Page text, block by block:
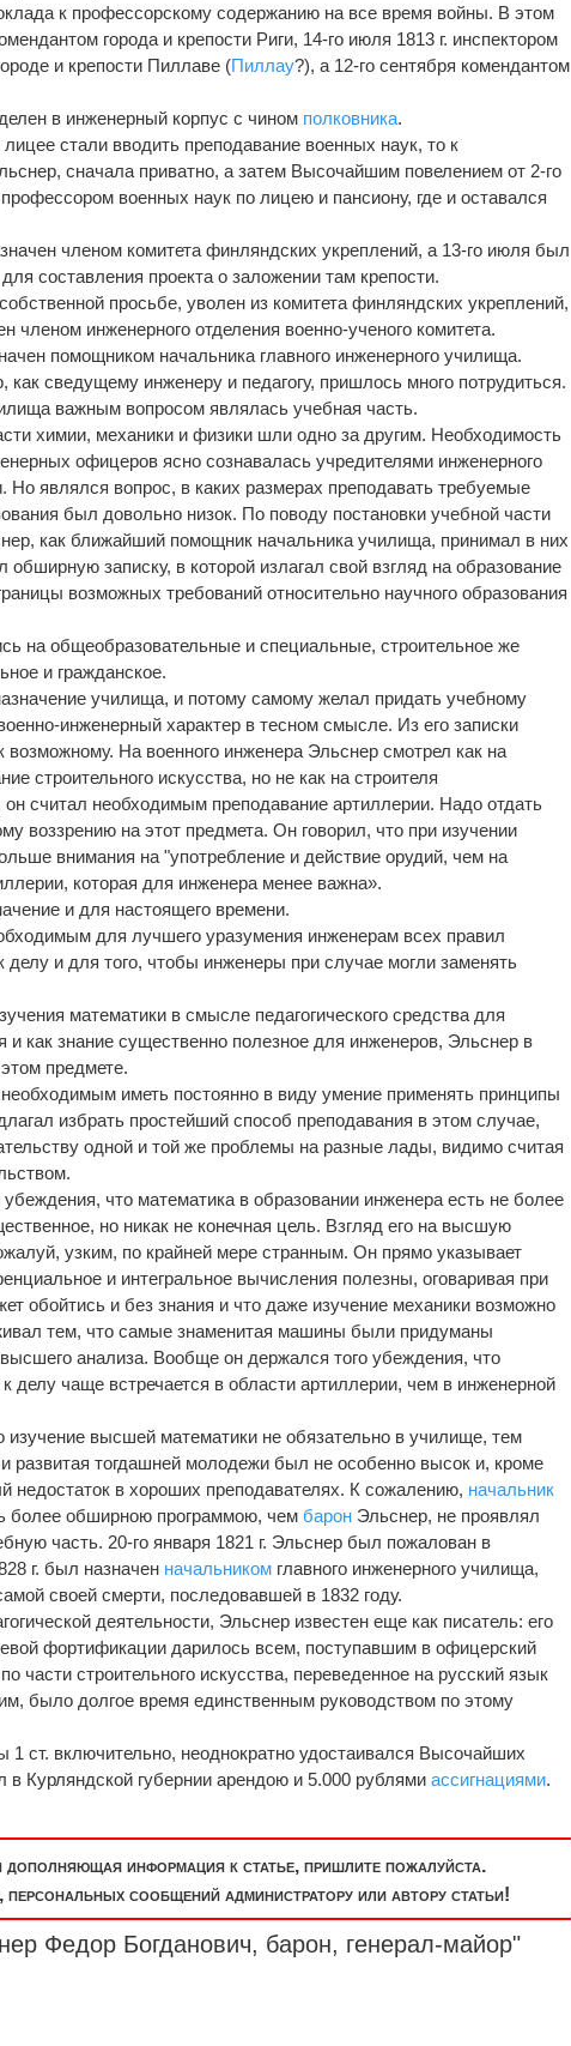
к профессорскому содержанию на все время войны. В этом
города и крепости Риги, 14-го июля 1813 г. инспектором
и крепости Пиллаве (Пиллау?), а 12-го сентября комендантом
в инженерный корпус с чином полковника.
стали вводить преподавание военных наук, то к
сначала приватно, a затем Высочайшим повелением от 2-го
военных наук по лицею и пансиону, где и оставался
членом комитета финляндских укреплений, а 13-го июля был
составления проекта о заложении там крепости.
просьбе, уволен из комитета финляндских укреплений,
инженерного отделения военно-ученого комитета.
помощником начальника главного инженерного училища.
сведущему инженеру и педагогу, пришлось много потрудиться.
важным вопросом являлась учебная часть.
химии, механики и физики шли одно за другим. Необходимость
офицеров ясно сознавалась учредителями инженерного
Но являлся вопрос, в каких размерах преподавать требуемые
был довольно низок. По поводу постановки учебной части
как ближайший помощник начальника училища, принимал в них
обширную записку, в которой излагал свой взгляд на образование
возможных требований относительно научного образования
на общеобразовательные и специальные, строительное же
и гражданское.
училища, и потому самому желал придать учебному
инженерный характер в тесном смысле. Из его записки
возможному. На военного инженера Эльснер смотрел как на
строительного искусства, но не как на строителя
он считал необходимым преподавание артиллерии. Надо отдать
воззрению на этот предмета. Он говорил, что при изучении
внимания на "употребление и действие орудий, чем на
которая для инженера менее важна».
и для настоящего времени.
для лучшего уразумения инженерам всех правил
и для того, чтобы инженеры при случае могли заменять
математики в смысле педагогического средства для
и как знание существенно полезное для инженеров, Эльснер в
предмете.
иметь постоянно в виду умение применять принципы
избрать простейший способ преподавания в этом случае,
одной и той же проблемы на разные лады, видимо считая
что математика в образовании инженера есть не более
но никак не конечная цель. Взгляд его на высшую
узким, по крайней мере странным. Он прямо указывает
и интегральное вычисления полезны, оговаривая при
обойтись и без знания и что даже изучение механики возможно
тем, что самые знаменитая машины были придуманы
анализа. Вообще он держался того убеждения, что
делу чаще встречается в области артиллерии, чем в инженерной
изучение высшей математики не обязательно в училище, тем
развитая тогдашней молодежи был не особенно высок и, кроме
недостаток в хороших преподавателях. К сожалению, начальник
более обширною программою, чем барон Эльснер, не проявлял
часть. 20-го января 1821 г. Эльснер был пожалован в
г. был назначен начальником главного инженерного училища,
своей смерти, последовавшей в 1832 году.
деятельности, Эльснер известен еще как писатель: его
фортификации дарилось всем, поступавшим в офицерский
части строительного искусства, переведенное на русский язык
было долгое время единственным руководством по этому
ст. включительно, неоднократно удостаивался Высочайших
в Курляндской губернии арендою и 5.000 рублямиассигнациями.
информация к статье, пришлите пожалуйста.
сообщений администратору или автору статьи!
Федор Богданович, барон, генерал-майор"